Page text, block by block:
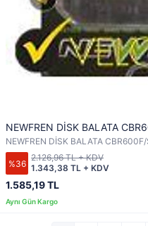
NEWFREN DİSK BALATA
NEWFREN DİSK BALATA
%36
1.585,19 TL
1.343,38 TL + KDV
2.126,96 TL + KDV